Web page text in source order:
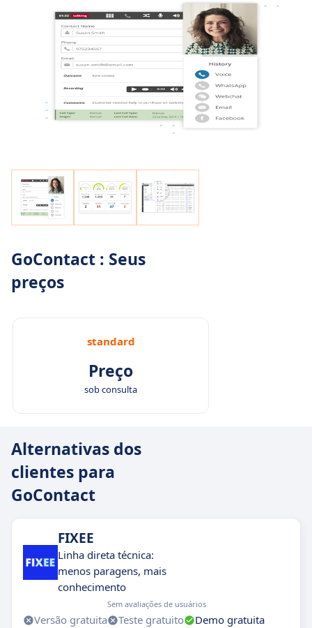
GoContact : Seus
preços
standard
Preço
sob consulta
Alternativas dos
clientes para
GoContact
FIXEE
Linha direta técnica:
menos paragens, mais
conhecimento
Sem avaliações de usuários
Versão gratuita Teste gratuito
Demo gratuita